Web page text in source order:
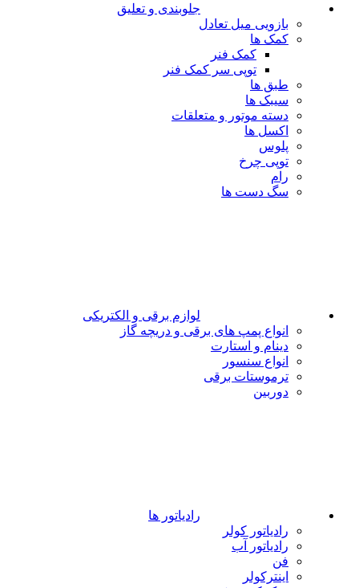
جلوبندی و تعلیق
بازویی میل تعادل
کمک ها
کمک فنر
توپی سر کمک فنر
طبق ها
سیبک ها
دسته موتور و متعلقات
اکسل ها
پلوس
توپی چرخ
رام
سگ دست ها
لوازم برقی و الکتریکی
انواع پمپ های برقی و دریچه گاز
دینام و استارت
انواع سنسور
ترموستات برقی
دوربین
رادیاتور ها
رادیاتور کولر
رادیاتور آب
فن
اینترکولر